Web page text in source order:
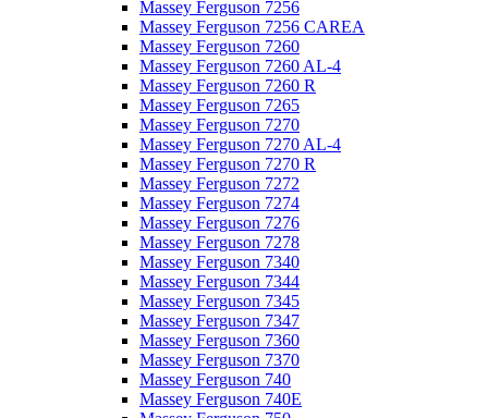
Massey Ferguson 7256
Massey Ferguson 7256 CAREA
Massey Ferguson 7260
Massey Ferguson 7260 AL-4
Massey Ferguson 7260 R
Massey Ferguson 7265
Massey Ferguson 7270
Massey Ferguson 7270 AL-4
Massey Ferguson 7270 R
Massey Ferguson 7272
Massey Ferguson 7274
Massey Ferguson 7276
Massey Ferguson 7278
Massey Ferguson 7340
Massey Ferguson 7344
Massey Ferguson 7345
Massey Ferguson 7347
Massey Ferguson 7360
Massey Ferguson 7370
Massey Ferguson 740
Massey Ferguson 740E